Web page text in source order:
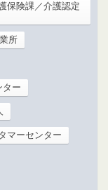
保険課／介護認定
所
ター
マーセンター